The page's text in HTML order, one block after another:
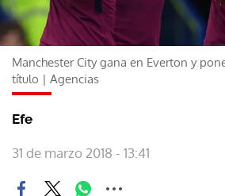
Manchester City gana en Everton y
título | Agencias
Efe
31 de marzo 2018 - 13:41